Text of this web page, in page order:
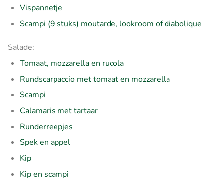
Vispannetje
Scampi (9 stuks) moutarde, lookroom of diabolique
Salade:
Tomaat, mozzarella en rucola
Rundscarpaccio met tomaat en mozzarella
Scampi
Calamaris met tartaar
Runderreepjes
Spek en appel
Kip
Kip en scampi